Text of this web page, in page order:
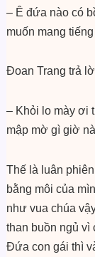
– Ê đứa nào có
muốn mang
Đoan Trang trả
– Khỏi lo mày ơi
mập mờ gì giờ
Thế là luân
bằng môi của
như vua chúa
than buồn ngủ
Đứa con gái thì